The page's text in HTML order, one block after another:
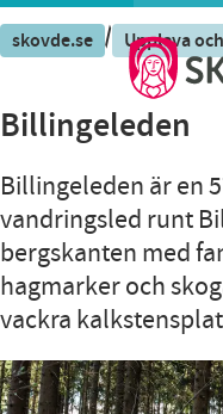
skovde.se / Uppleva
Billingeleden
Billingeleden är en
vandringsled runt
bergskanten med
hagmarker och
vackra